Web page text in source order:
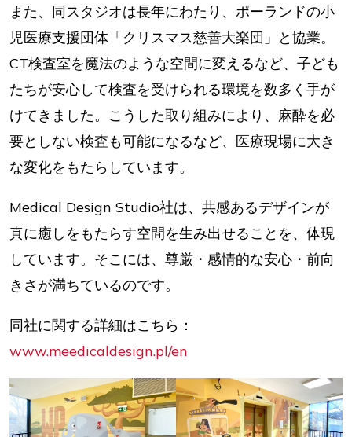
また、同スタジオは長年にわたり、ポーランドの小
児医療支援団体「クリスマス慈善大楽団」と協業。
CT検査室を魔法のような空間に変えるなど、子ども
たちが安心して検査を受けられる環境を数多く手が
けてきました。こうした取り組みにより、麻酔を必
要としない検査も可能になるなど、医療現場に大き
な変化をもたらしています。
Medical Design Studio社は、共感あるデザインが
真に癒しをもたらす空間を生み出せることを、体現
しています。そこには、尊厳・感情的な安心・前向
きさが満ちているのです。
同社に関する詳細はこちら：
www.meedicaldesign.pl/en